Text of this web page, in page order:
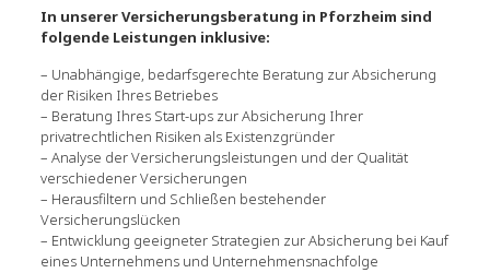
In unserer Versicherungsberatung in Pforzheim sind
folgende Leistungen inklusive:
– Unabhängige, bedarfsgerechte Beratung zur Absicherung
der Risiken Ihres Betriebes
– Beratung Ihres Start-ups zur Absicherung Ihrer
privatrechtlichen Risiken als Existenzgründer
– Analyse der Versicherungsleistungen und der Qualität
verschiedener Versicherungen
– Herausfiltern und Schließen bestehender
Versicherungslücken
– Entwicklung geeigneter Strategien zur Absicherung bei Kauf
eines Unternehmens und Unternehmensnachfolge